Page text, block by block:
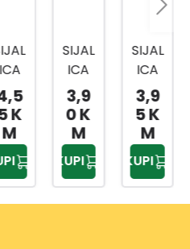
ICA
HALO
A H11
2
12V
K
M
SIJAL
ICA
HALO
GEN
A 12V
21/5
W 2/1
BLIST
ER
3,9
0 K
M
KUPI
SIJAL
ICA
HALO
GEN
A H3
12V
55W
3,9
5 K
M
KUPI